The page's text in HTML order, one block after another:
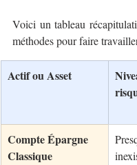
Voici un tableau
méthodes pour faire
Actif ou Asset
Compte Épargne
Classique